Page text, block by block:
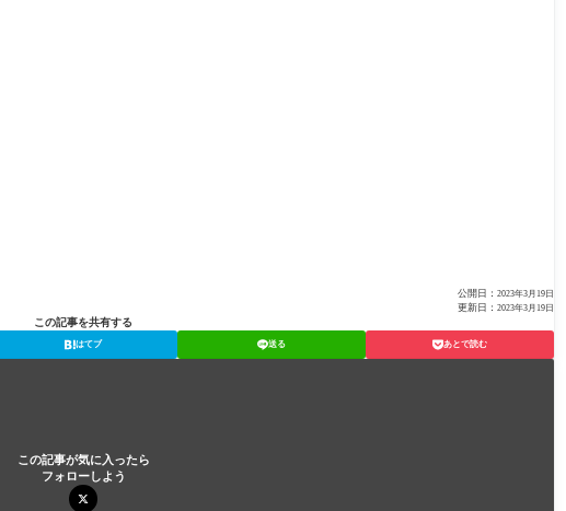
公開日： 2023年3月19日
更新日： 2023年3月19日
この記事を共有する
はてブ 送る あとで読む
この記事が気に入ったら
フォローしよう